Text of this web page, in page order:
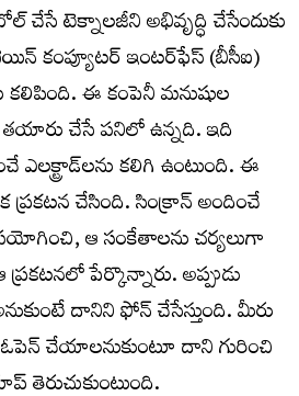
చేసే టెక్నాలజీని అభివృద్ధి చేసేందుకు
కంప్యూటర్‌ ఇంటర్‌ఫేస్‌ (బీసీఐ)
కలిపింది. ఈ కంపెనీ మనుషుల
చేసే పనిలో ఉన్నది. ఇది
ఎలక్ట్రాడ్‌లను కలిగి ఉంటుంది. ఈ
చేసింది. సింక్రాన్‌ అందించే
ఆ సంకేతాలను చర్యలుగా
పేర్కొన్నారు. అప్పుడు
దానిని ఫోన్‌ చేసేస్తుంది. మీరు
చేయాలనుకుంటూ దాని గురించి